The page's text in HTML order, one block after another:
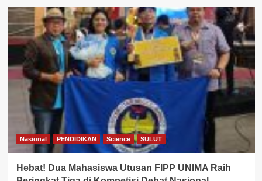
Nasional PENDIDIKAN Science SULUT
Hebat! Dua Mahasiswa Utusan FIPP UNIMA Raih